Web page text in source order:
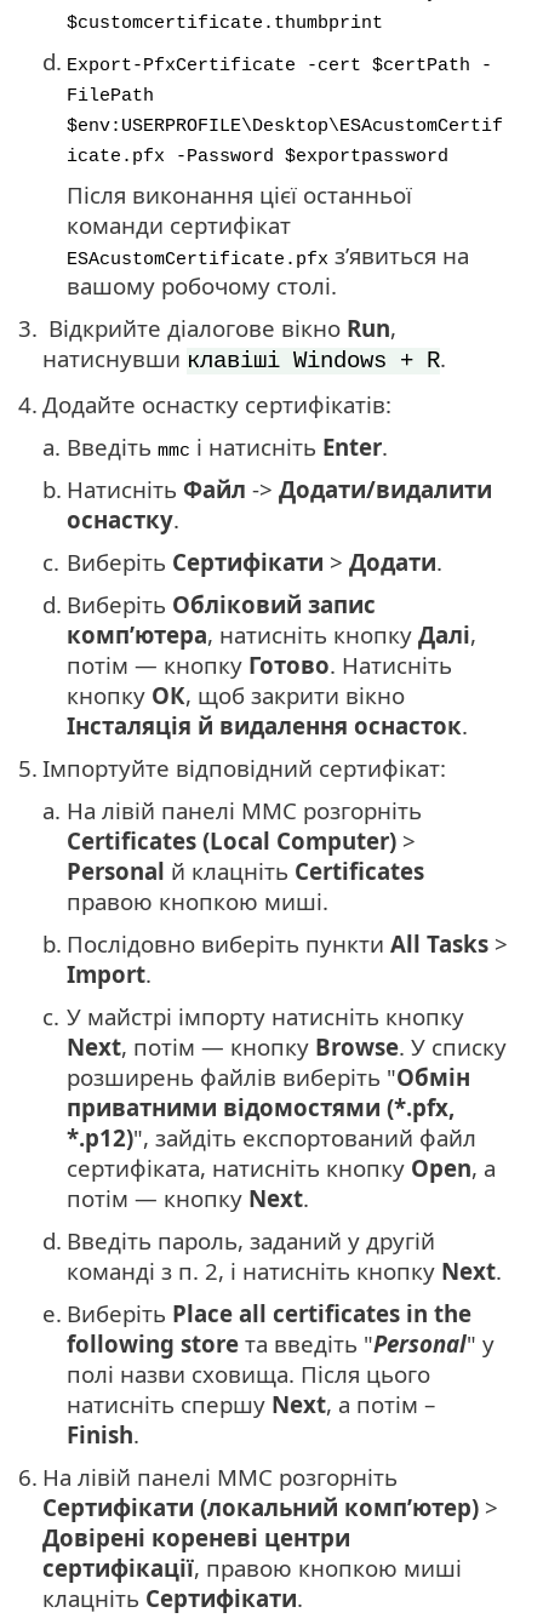
$customcertificate.thumbprint
d. Export-PfxCertificate -cert $certPath -
FilePath
$env:USERPROFILE\Desktop\ESAcustomCertif
icate.pfx -Password $exportpassword
Після виконання цієї останньої
команди сертифікат
ESAcustomCertificate.pfx з’явиться на
вашому робочому столі.
3. Відкрийте діалогове вікно Run,
натиснувши клавіші Windows + R.
4. Додайте оснастку сертифікатів:
a. Введіть mmc і натисніть Enter.
b. Натисніть Файл -> Додати/видалити
оснастку.
c. Виберіть Сертифікати > Додати.
d. Виберіть Обліковий запис
комп’ютера, натисніть кнопку Далі,
потім — кнопку Готово. Натисніть
кнопку ОК, щоб закрити вікно
Інсталяція й видалення оснасток.
5. Імпортуйте відповідний сертифікат:
a. На лівій панелі MMC розгорніть
Certificates (Local Computer) >
Personal й клацніть Certificates
правою кнопкою миші.
b. Послідовно виберіть пункти All Tasks >
Import.
c. У майстрі імпорту натисніть кнопку
Next, потім — кнопку Browse. У списку
розширень файлів виберіть "Обмін
приватними відомостями (*.pfx,
*.p12)", зайдіть експортований файл
сертифіката, натисніть кнопку Open, а
потім — кнопку Next.
d. Введіть пароль, заданий у другій
команді з п. 2, і натисніть кнопку Next.
e. Виберіть Place all certificates in the
following store та введіть "Personal" у
полі назви сховища. Після цього
натисніть спершу Next, а потім –
Finish.
6. На лівій панелі MMC розгорніть
Сертифікати (локальний комп’ютер) >
Довірені кореневі центри
сертифікації, правою кнопкою миші
клацніть Сертифікати.